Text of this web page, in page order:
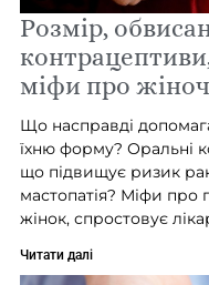
Розмір,
міфи про
Що насправді
їхню форму? Оральні
що підвищує ризик
мастопатія? Міфи про
жінок, спростовує
Читати далі